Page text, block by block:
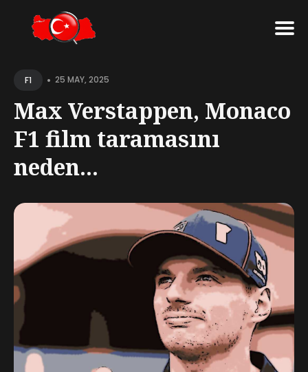
F1 • 25 MAY, 2025
Max Verstappen, Monaco
F1 film taramasını
neden...